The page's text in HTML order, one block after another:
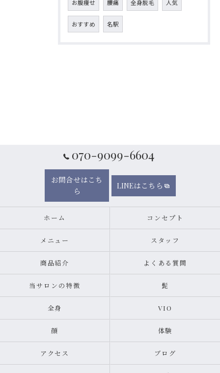
お腹痩せ 腰痛 全身脱毛 人気
おすすめ 名駅
070-9099-6604
お問合せはこち
ら
LINEはこちら
ホーム コンセプト
メニュー スタッフ
商品紹介 よくある質問
当サロンの特徴 髭
全身 VIO
顔 体験
アクセス ブログ